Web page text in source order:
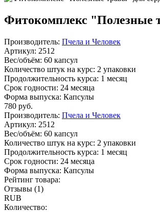
Фитокомплекс "Полезные
Производитель: Пчела и Человек
Артикул: 2512
Вес/объём: 60 капсул
Количество штук на курс: 2 упаковки
Продолжительность курса: 1 месяц
Срок годности: 24 месяца
Форма выпуска: Капсулы
780 руб.
Производитель: Пчела и Человек
Артикул: 2512
Вес/объём: 60 капсул
Количество штук на курс: 2 упаковки
Продолжительность курса: 1 месяц
Срок годности: 24 месяца
Форма выпуска: Капсулы
Рейтинг товара:
Отзывы (1)
RUB
Количество: